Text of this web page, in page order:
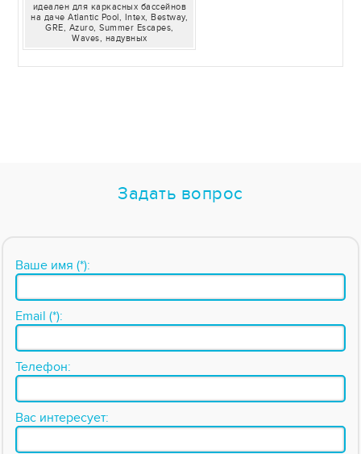
идеален для каркасных бассейнов
на даче Atlantic Pool, Intex, Bestway,
GRE, Azuro, Summer Escapes,
Waves, надувных
Задать вопрос
Ваше имя (*):
Email (*):
Телефон:
Вас интересует: